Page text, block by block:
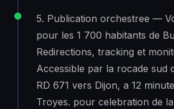
5. Publication orchestree —
pour les 1 700 habitants de
Redirections, tracking et
Accessible par la rocade sud
RD 671 vers Dijon, a 12
Troyes. pour celebration de